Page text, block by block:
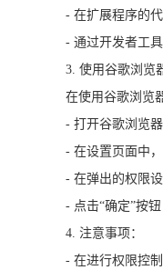
- 在扩展程序的
- 通过开发者工
3. 使用谷歌浏览
在使用谷歌浏览
- 打开谷歌浏览
- 在设置页面中
- 在弹出的权限
- 点击“确定”按
4. 注意事项：
- 在进行权限控